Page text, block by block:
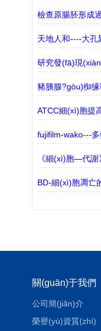
豬胰腺?gòu)椥
BD-細(xì)胞凋亡
關(guān)于我們
公司簡(jiǎn)介
榮譽(yù)資質(zhì)